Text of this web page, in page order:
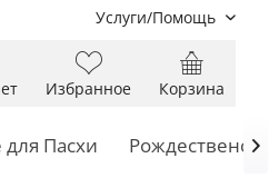
Услуги/Помощь
Корзина
Избранное
для Пасхи 